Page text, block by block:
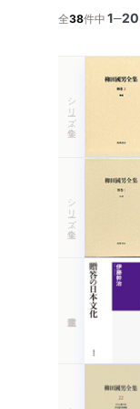
全38件中1─20
シリーズ・全集
シリーズ・全集